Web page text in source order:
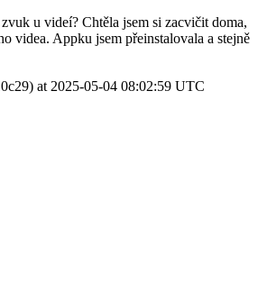
u videí? Chtěla jsem si zacvičit doma,
videa. Appku jsem přeinstalovala a stejně
at 2025-05-04 08:02:59 UTC